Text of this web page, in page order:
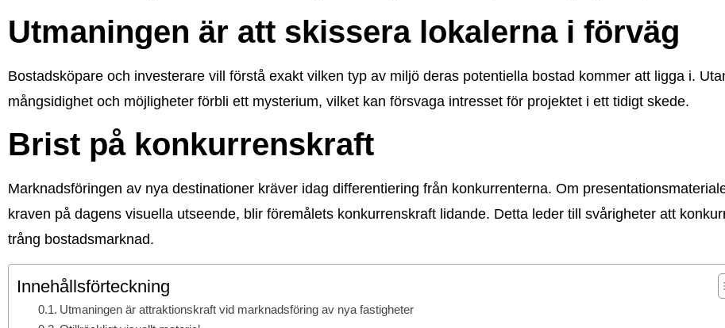
Utmaningen är att skissera lokalerna i förväg
Bostadsköpare och investerare vill förstå exakt vilken typ av miljö deras potentiella bostad kommer att ligga i.
mångsidighet och möjligheter förbli ett mysterium, vilket kan försvaga intresset för projektet i ett tidigt skede.
Brist på konkurrenskraft
Marknadsföringen av nya destinationer kräver idag differentiering från konkurrenterna. Om
kraven på dagens visuella utseende, blir föremålets konkurrenskraft lidande. Detta leder till svårigheter att
trång bostadsmarknad.
Innehållsförteckning
Utmaningen är attraktionskraft vid marknadsföring av nya fastigheter